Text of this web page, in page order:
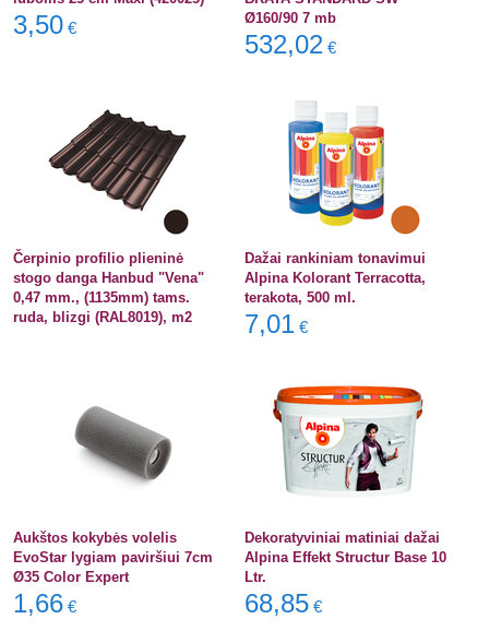
3,50 €
Ø160/90 7 mb
532,02 €
Čerpinio profilio plieninė
stogo danga Hanbud "Vena"
0,47 mm., (1135mm) tams.
ruda, blizgi (RAL8019), m2
Dažai rankiniam tonavimui
Alpina Kolorant Terracotta,
terakota, 500 ml.
7,01 €
Aukštos kokybės volelis
EvoStar lygiam paviršiui 7cm
Ø35 Color Expert
1,66 €
Dekoratyviniai matiniai dažai
Alpina Effekt Structur Base 10
Ltr.
68,85 €